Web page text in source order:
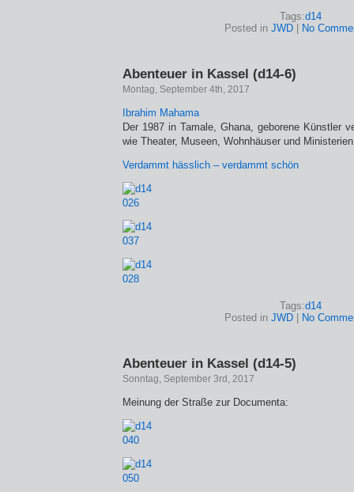
Tags:d14
Posted in JWD No
Abenteuer in Kassel (d14-6)
Montag, September 4th, 2017
Ibrahim Mahama
Der 1987 in Tamale, Ghana, geborene Künstler
wie Theater, Museen, Wohnhäuser und
Verdammt hässlich – verdammt schön
Tags:d14
Posted in JWD No
Abenteuer in Kassel (d14-5)
Sonntag, September 3rd, 2017
Meinung der Straße zur Documenta: